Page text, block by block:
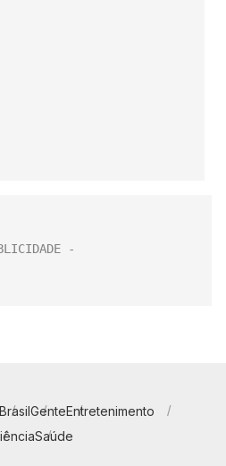
BrasilGenteEntretenimento
Saúde